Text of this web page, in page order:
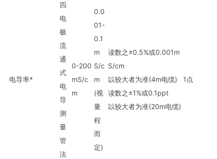
电导率*
四
电
极
流
通
式
电
导
测
量
管
法
0-200
mS/c
m
0.0
01-
0.1
m
S/c
m
(视
量
程
而
定)
读数之±0.5%或0.001m
S/cm
以较大者为准(4m电缆)
读数之±1%或0.1ppt
以较大者为准(20m电缆)
1点